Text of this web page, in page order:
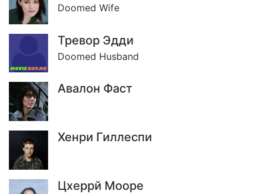
Doomed Wife
Тревор Эдди
Doomed Husband
Авалон Фаст
Хенри Гиллеспи
Цхеррй Мооре